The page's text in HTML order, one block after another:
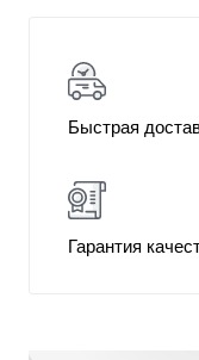
Быстрая
Гарантия